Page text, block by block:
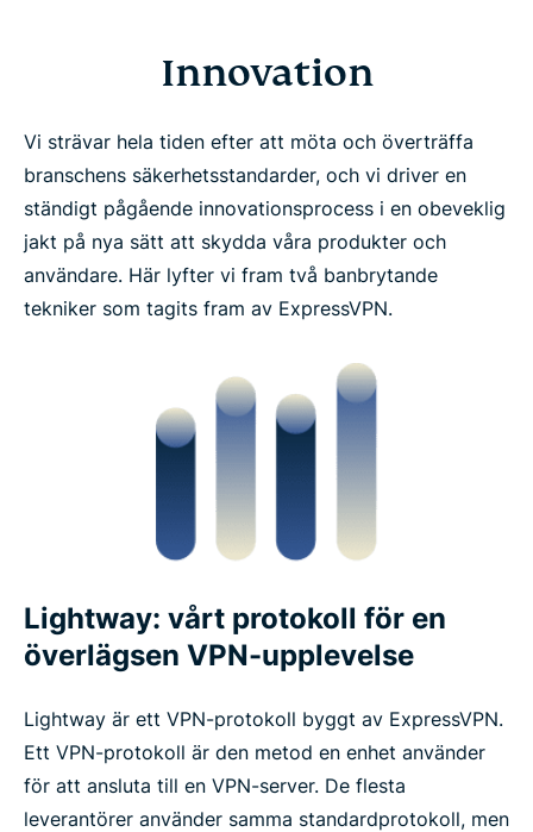
Innovation
Vi strävar hela tiden efter att möta och överträffa
branschens säkerhetsstandarder, och vi driver en
ständigt pågående innovationsprocess i en obeveklig
jakt på nya sätt att skydda våra produkter och
användare. Här lyfter vi fram två banbrytande
tekniker som tagits fram av ExpressVPN.
Lightway: vårt protokoll för en
överlägsen VPN-upplevelse
Lightway är ett VPN-protokoll byggt av ExpressVPN.
Ett VPN-protokoll är den metod en enhet använder
för att ansluta till en VPN-server. De flesta
leverantörer använder samma standardprotokoll, men